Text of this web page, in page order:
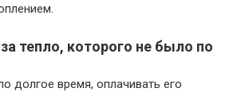
тепло, которого не было по
долгое время, оплачивать его